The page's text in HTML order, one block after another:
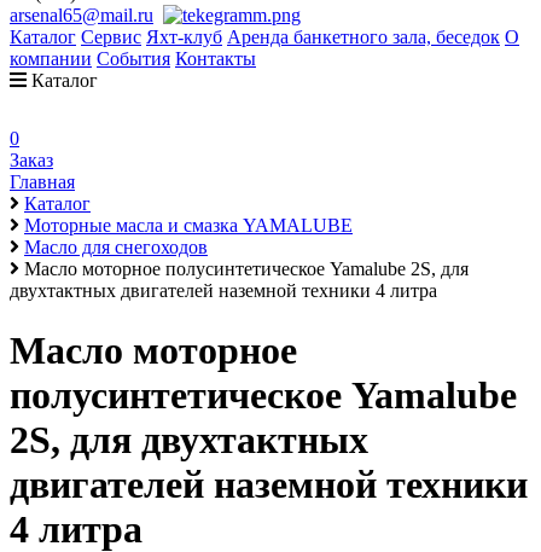
arsenal65@mail.ru
Каталог Сервис Яхт-клуб Аренда банкетного зала, беседок О
компании События Контакты
Каталог
0
Заказ
Главная
Каталог
Моторные масла и смазка YAMALUBE
Масло для снегоходов
Масло моторное полусинтетическое Yamalube 2S, для
двухтактных двигателей наземной техники 4 литра
Масло моторное
полусинтетическое Yamalube
2S, для двухтактных
двигателей наземной техники
4 литра